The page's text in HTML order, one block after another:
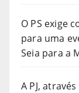
O PS exige
para uma
Seia para a
A PJ,